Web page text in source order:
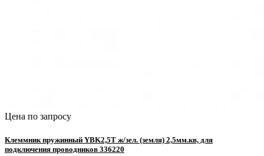
Цена по запросу
Клеммник пружинный YBK2,5T ж/зел. (земля) 2,5мм.кв, для
подключения проводников 336220